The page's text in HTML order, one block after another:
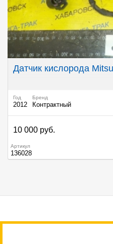
Датчик кислорода
Год
2012
Бренд
Контрактный
10 000 руб.
Артикул
136028